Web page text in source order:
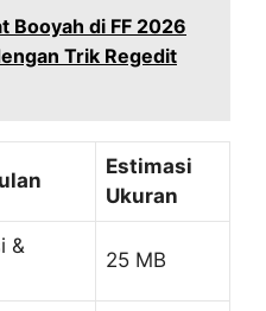
Booyah di FF 2026
Trik Regedit
Estimasi
Ukuran
&
25 MB